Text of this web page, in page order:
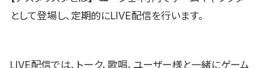
として登場し、定期的にLIVE配信を行います。
LIVE配信では、トーク、歌唱、ユーザー様と一緒にゲーム